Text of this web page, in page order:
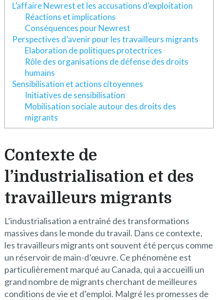
L’affaire Newrest et les accusations d’exploitation
Réactions et implications
Conséquences pour Newrest
Perspectives d’avenir pour les travailleurs migrants
Elaboration de politiques protectrices
Rôle des organisations de défense des droits
humains
Sensibilisation et actions citoyennes
Initiatives de sensibilisation
Mobilisation sociale autour des droits des
migrants
Contexte de
l’industrialisation et des
travailleurs migrants
L’industrialisation a entraîné des transformations
massives dans le monde du travail. Dans ce contexte,
les travailleurs migrants ont souvent été perçus comme
un réservoir de main-d’œuvre. Ce phénomène est
particulièrement marqué au Canada, qui a accueilli un
grand nombre de migrants cherchant de meilleures
conditions de vie et d’emploi. Malgré les promesses de